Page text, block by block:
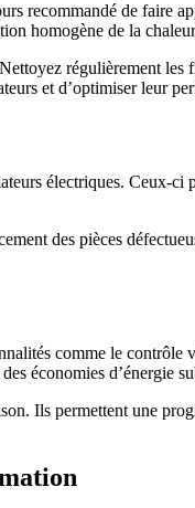
recommandé de faire
homogène de la
régulièrement
et d’optimiser leur
électriques. Ceux-
des pièces
comme le
économies d’énergie
Ils permettent une